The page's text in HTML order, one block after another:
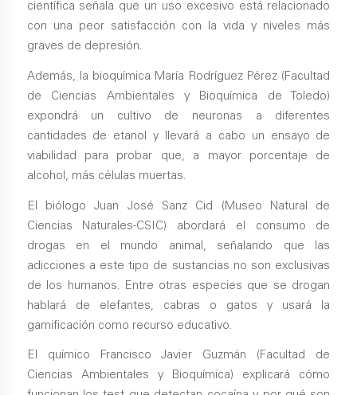
científica señala que un uso excesivo está relacionado
con una peor satisfacción con la vida y niveles más
graves de depresión.
Además, la bioquímica María Rodríguez Pérez (Facultad
de Ciencias Ambientales y Bioquímica de Toledo)
expondrá un cultivo de neuronas a diferentes
cantidades de etanol y llevará a cabo un ensayo de
viabilidad para probar que, a mayor porcentaje de
alcohol, más células muertas.
El biólogo Juan José Sanz Cid (Museo Natural de
Ciencias Naturales-CSIC) abordará el consumo de
drogas en el mundo animal, señalando que las
adicciones a este tipo de sustancias no son exclusivas
de los humanos. Entre otras especies que se drogan
hablará de elefantes, cabras o gatos y usará la
gamificación como recurso educativo.
El químico Francisco Javier Guzmán (Facultad de
Ciencias Ambientales y Bioquímica) explicará cómo